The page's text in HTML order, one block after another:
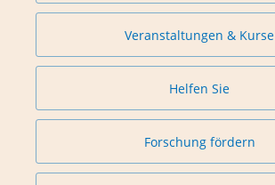
Veranstaltungen & Kurse
Helfen Sie
Forschung fördern